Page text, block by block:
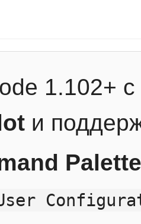
1.102+
и
Palette